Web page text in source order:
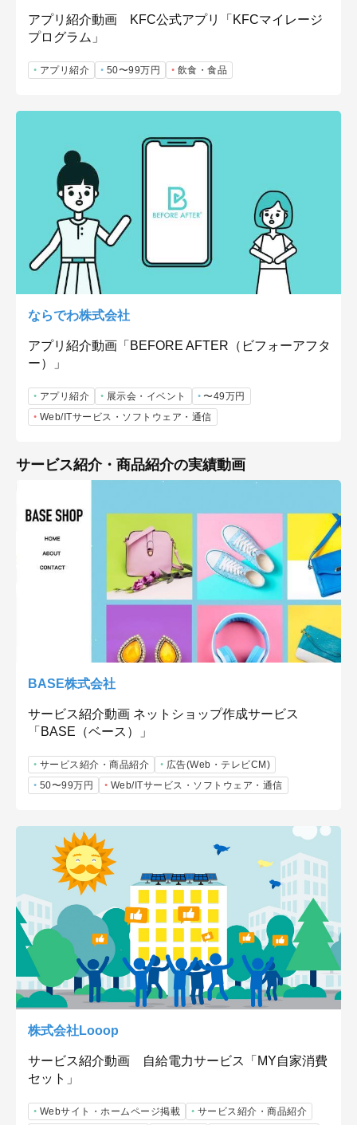
アプリ紹介動画 KFC公式アプリ「KFCマイレージ
プログラム」
アプリ紹介 50〜99万円 飲食・食品
ならでわ株式会社
アプリ紹介動画「BEFORE AFTER（ビフォーアフタ
ー）」
アプリ紹介 展示会・イベント
〜49万円
Web/ITサービス・ソフトウェア・通信
サービス紹介・商品紹介の実績動画
BASE株式会社
サービス紹介動画 ネットショップ作成サービス
「BASE（ベース）」
サービス紹介・商品紹介
広告(Web・テレビCM)
50〜99万円
Web/ITサービス・ソフトウェア・通信
株式会社Looop
サービス紹介動画 自給電力サービス「MY自家消費
セット」
Webサイト・ホームページ掲載
サービス紹介・商品紹介